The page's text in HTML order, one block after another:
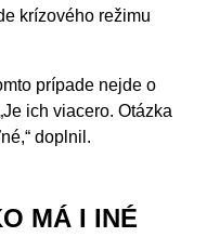
krízového režimu
prípade nejde o
ich viacero. Otázka
doplnil.
MÁ I INÉ